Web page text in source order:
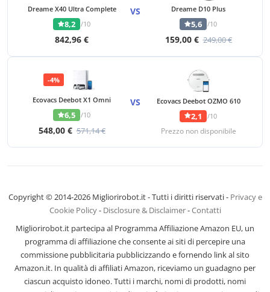
Dreame X40 Ultra Complete
8,2 /10
842,96 €
VS Dreame D10 Plus
5,6 /10
159,00 € 249,00 €
-4%
Ecovacs Deebot X1 Omni
6,5 /10
548,00 € 571,14 €
VS Ecovacs Deebot OZMO 610
2,1 /10
Prezzo non disponibile
Copyright © 2014-2026 Migliorirobot.it - Tutti i diritti riservati - Privacy e
Cookie Policy- Disclosure & Disclaimer-Contatti
Migliorirobot.it partecipa al Programma Affiliazione Amazon EU, un
programma di affiliazione che consente ai siti di percepire una
commissione pubblicitaria pubblicizzando e fornendo link al sito
Amazon.it. In qualità di affiliati Amazon, riceviamo un guadagno per
ciascun acquisto idoneo. Tutti i marchi, nomi di prodotti, nomi